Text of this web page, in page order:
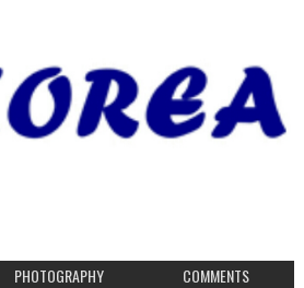
PHOTOGRAPHY COMMENTS